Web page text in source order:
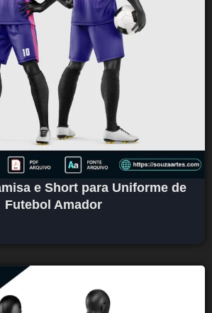
e Short para Uniforme de
Futebol Amador